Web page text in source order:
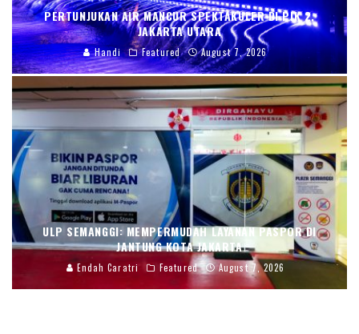
PERTUNJUKAN AIR MANCUR SPEKTAKULER DI PIK 2,
JAKARTA UTARA
Handi Featured August 7, 2026
ULP SEMANGGI: MEMPERMUDAH LAYANAN PASPOR DI
JANTUNG KOTA JAKARTA
Endah Caratri Featured August 7, 2026